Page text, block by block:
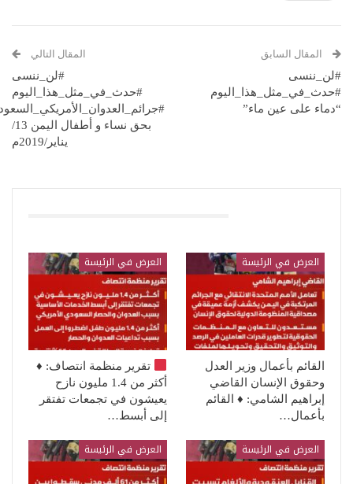
المقال السابق
#لن_ننسى
#حدث_في_مثل_هذا_اليوم
“دماء على عين ماء”
المقال التالي
#لن_ننسى
#حدث_في_مثل_هذا_اليوم
بحق نساء و أطفال اليمن 13/
يناير/2019م
العرض في الرئيسة
القائم بأعمال وزير العدل
وحقوق الإنسان القاضي
إبراهيم الشامي: ♦️ القائم
بأعمال…
العرض في الرئيسة
تقرير منظمة انتصاف: ♦️
أكثر من 1.4 مليون نازح
يعيشون في تجمعات تفتقر
إلى أبسط…
العرض في الرئيسة العرض في الرئيسة